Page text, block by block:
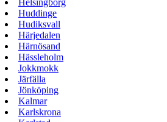
Helsingborg
Huddinge
Hudiksvall
Härjedalen
Härnösand
Hässleholm
Jokkmokk
Järfälla
Jönköping
Kalmar
Karlskrona